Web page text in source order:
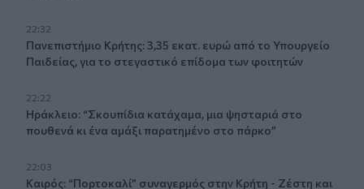
22:32
Πανεπιστήμιο Κρήτης: 3,35 εκατ. ευρώ από το Υπουργείο
Παιδείας, για το στεγαστικό επίδομα των φοιτητών
22:22
Ηράκλειο: “Σκουπίδια κατάχαμα, μια ψησταριά στο
πουθενά κι ένα αμάξι παρατημένο στο πάρκο”
22:03
Καιρός: “Πορτοκαλί” συναγερμός στην Κρήτη - Ζέστη και